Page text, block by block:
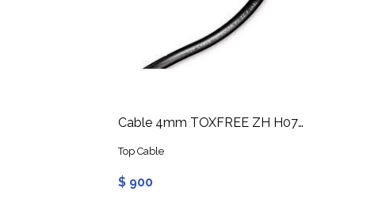
Cable 4mm TOXFREE ZH H07Z1-K Negro
Top Cable
$ 900